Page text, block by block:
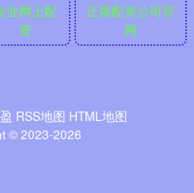
业网上配
资
正规配资公司官
网
RSS地图 HTML地图
© 2023-2026